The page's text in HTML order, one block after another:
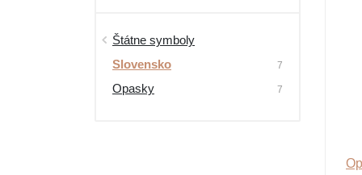
Včelári
Záchranári
Ostatné a príslušenstvo
Štátne symboly
Slovensko
7
Opasky 7